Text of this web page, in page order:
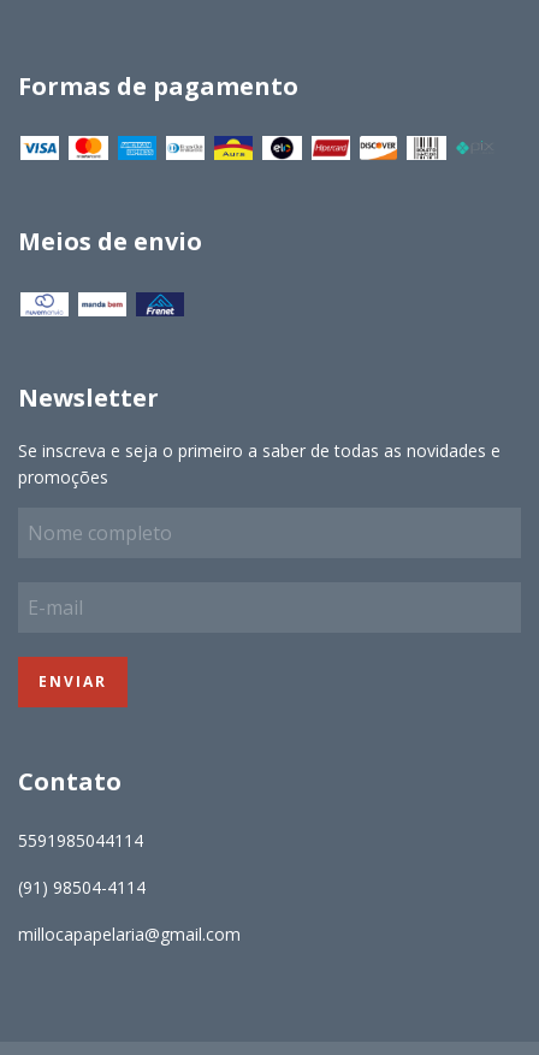
Formas de pagamento
Meios de envio
Newsletter
Se inscreva e seja o primeiro a saber de todas as novidades e
promoções
Contato
5591985044114
(91) 98504-4114
millocapapelaria@gmail.com